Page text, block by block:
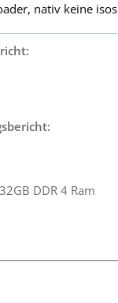
nativ keine
DDR 4 Ram